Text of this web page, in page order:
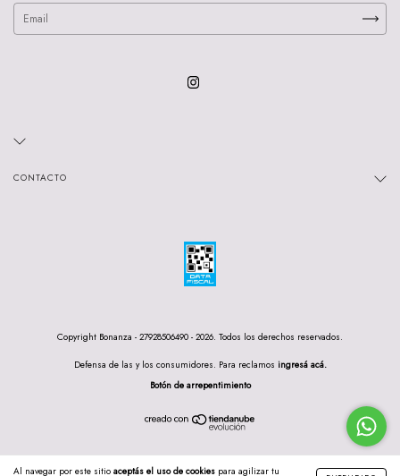
Al navegar por este sitio aceptás el uso de cookies para agilizar tu
CONTACTO
Copyright Bonanza - 27928506490 - 2026. Todos los derechos reservados.
Defensa de las y los consumidores. Para reclamos ingresá acá.
Botón de arrepentimiento